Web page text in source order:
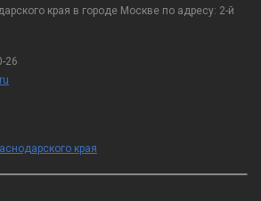
края в городе Москве по адресу: 2-й
26
края